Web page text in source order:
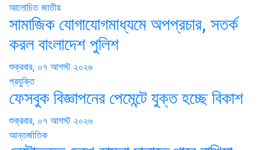
আলোচিত জাতীয়
সামাজিক যোগাযোগমাধ্যমে অপপ্রচার, সতর্ক
করল বাংলাদেশ পুলিশ
শুক্রবার, ০৭ আগস্ট ২০২৬
প্রযুক্তি
ফেসবুক বিজ্ঞাপনের পেমেন্টে যুক্ত হচ্ছে বিকাশ
শুক্রবার, ০৭ আগস্ট ২০২৬
আন্তর্জাতিক